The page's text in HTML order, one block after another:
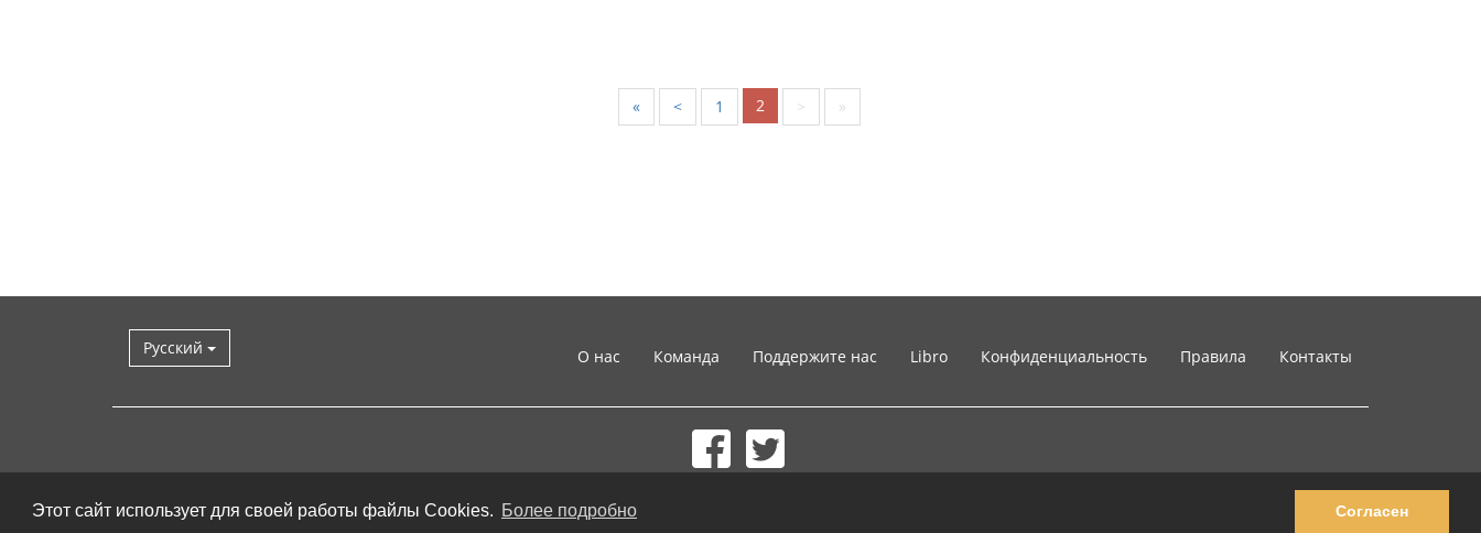
Этот сайт использует для своей работы файлы Cookies. Более подробно Согласен
« < 1 2 > »
Русский О нас Команда Поддержите нас Libro Конфиденциальность Правила Контакты